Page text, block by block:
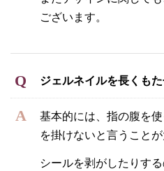
ございます。
ジェルネイルを長くも
基本的には、指の腹を
を掛けないと言うことが
シールを剥がしたりす